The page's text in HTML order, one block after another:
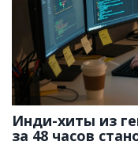
Инди-хиты из
за 48 часов